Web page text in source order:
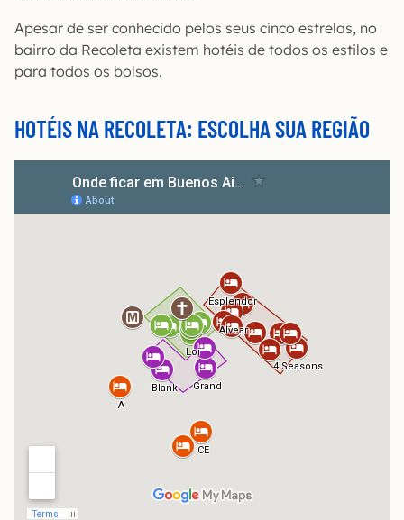
Apesar de ser conhecido pelos seus cinco estrelas, no
bairro da Recoleta existem hotéis de todos os estilos e
para todos os bolsos.
HOTÉIS NA RECOLETA: ESCOLHA SUA REGIÃO